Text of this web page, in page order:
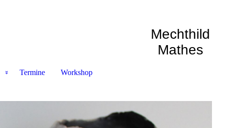
Mechthild
Mathes
Termine
Workshop